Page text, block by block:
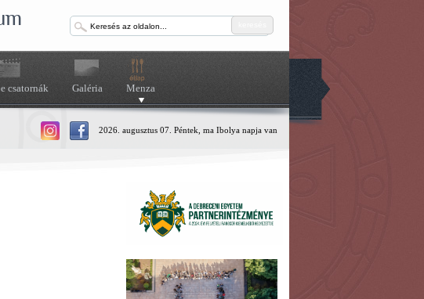
csatornák Galéria Menza
2026. augusztus 07. Péntek, ma Ibolya napja van